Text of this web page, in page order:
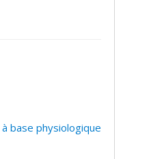
base physiologique